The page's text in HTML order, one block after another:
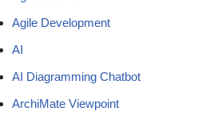
Agile Development
AI
AI Diagramming Chatbot
ArchiMate Viewpoint